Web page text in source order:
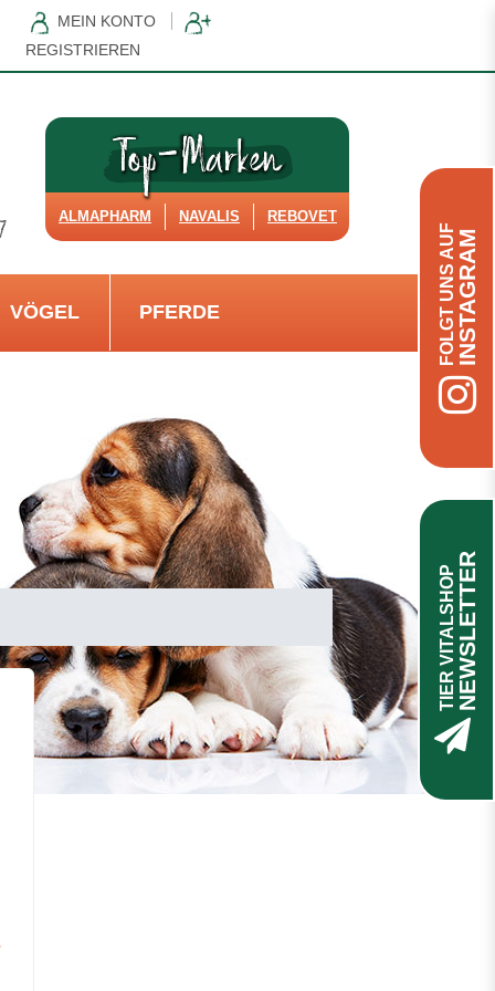
MEIN KONTO
REGISTRIEREN
ALMAPHARM NAVALIS REBOVET
VÖGEL PFERDE FOLGT UNS AUFINSTAGRAM
TIER VITALSHOPNEWSLETTER